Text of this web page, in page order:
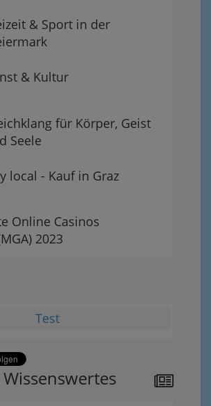
& Sport in der
& Kultur
für Körper, Geist
Seele
local - Kauf in Graz
Online Casinos
2023
Test